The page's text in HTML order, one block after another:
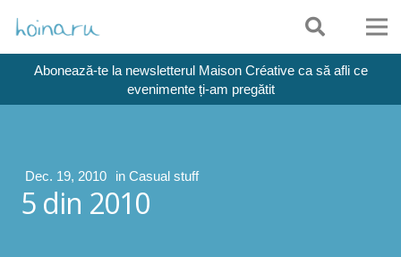
Abonează-te la newsletterul Maison Créative ca să afli ce
evenimente ți-am pregătit
Dec. 19, 2010 in Casual stuff
5 din 2010